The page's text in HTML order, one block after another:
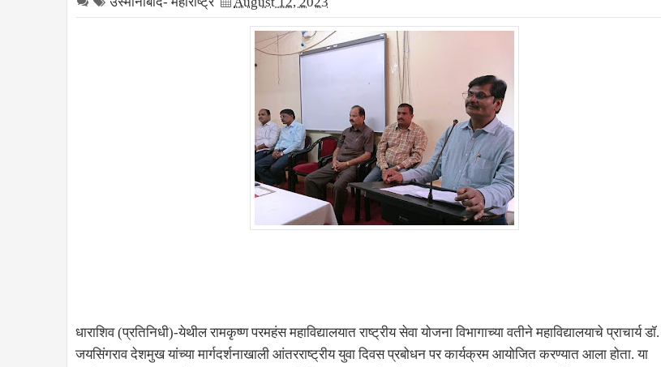
धाराशिव (प्रतिनिधी)-येथील रामकृष्ण परमहंस महाविद्यालयात राष्ट्रीय सेवा योजना विभागाच्या वतीने महाविद्यालयाचे प्राचार्य डॉ.
जयसिंगराव देशमुख यांच्या मार्गदर्शनाखाली आंतरराष्ट्रीय युवा दिवस प्रबोधन पर कार्यक्रम आयोजित करण्यात आला होता. या